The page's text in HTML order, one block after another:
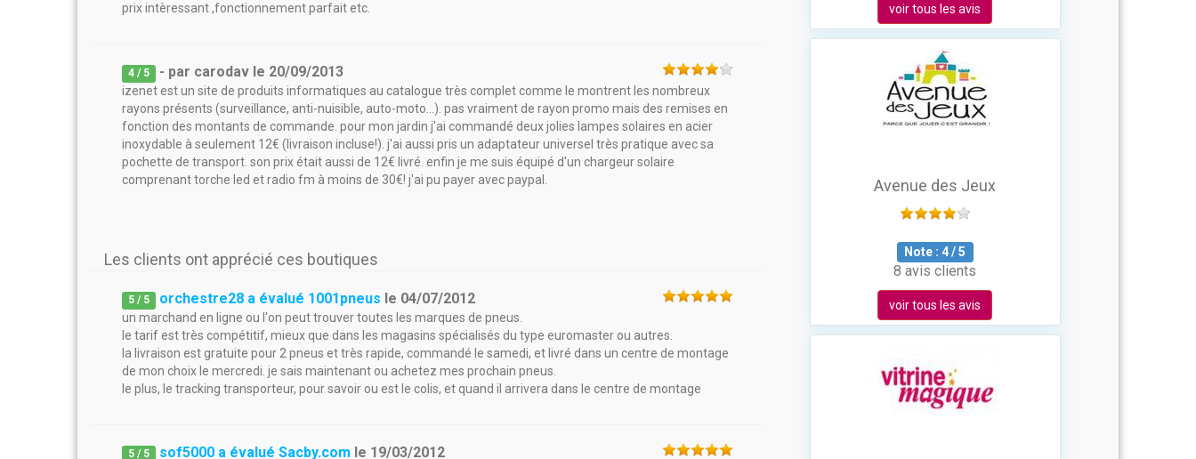
prix intèressant ,fonctionnement parfait etc.
4 / 5 - par carodav le 20/09/2013
izenet est un site de produits informatiques au catalogue très complet comme le montrent les nombreux
rayons présents (surveillance, anti-nuisible, auto-moto...). pas vraiment de rayon promo mais des remises en
fonction des montants de commande. pour mon jardin j'ai commandé deux jolies lampes solaires en acier
inoxydable à seulement 12€ (livraison incluse!). j'ai aussi pris un adaptateur universel très pratique avec sa
pochette de transport. son prix était aussi de 12€ livré. enfin je me suis équipé d'un chargeur solaire
comprenant torche led et radio fm à moins de 30€! j'ai pu payer avec paypal.
Les clients ont apprécié ces boutiques
5 / 5 orchestre28 a évalué 1001pneus le 04/07/2012
un marchand en ligne ou l'on peut trouver toutes les marques de pneus.
le tarif est très compétitif, mieux que dans les magasins spécialisés du type euromaster ou autres.
la livraison est gratuite pour 2 pneus et très rapide, commandé le samedi, et livré dans un centre de montage
de mon choix le mercredi. je sais maintenant ou achetez mes prochain pneus.
le plus, le tracking transporteur, pour savoir ou est le colis, et quand il arrivera dans le centre de montage
5 / 5 sof5000 a évalué Sacby.com le 19/03/2012
voir tous les avis
Avenue des Jeux
Note : 4/5
8 avis clients
voir tous les avis